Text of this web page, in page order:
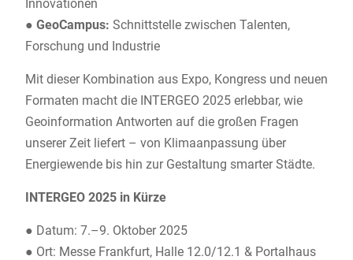
Innovationen
● GeoCampus: Schnittstelle zwischen Talenten,
Forschung und Industrie
Mit dieser Kombination aus Expo, Kongress und neuen
Formaten macht die INTERGEO 2025 erlebbar, wie
Geoinformation Antworten auf die großen Fragen
unserer Zeit liefert – von Klimaanpassung über
Energiewende bis hin zur Gestaltung smarter Städte.
INTERGEO 2025 in Kürze
● Datum: 7.–9. Oktober 2025
● Ort: Messe Frankfurt, Halle 12.0/12.1 & Portalhaus